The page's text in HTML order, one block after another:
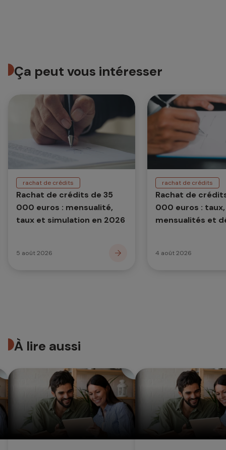
Ça peut vous intéresser
rachat de crédits
Rachat de crédits de 35
000 euros : mensualité,
taux et simulation en 2026
5 août 2026
rachat de crédits
Rachat de
000 euros : taux,
mensualités et
4 août 2026
À lire aussi